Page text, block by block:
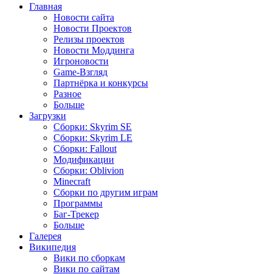
Главная
Новости сайта
Новости Проектов
Релизы проектов
Новости Моддинга
Игроновости
Game-Взгляд
Партнёрка и конкурсы
Разное
Больше
Загрузки
Сборки: Skyrim SE
Сборки: Skyrim LE
Сборки: Fallout
Модификации
Сборки: Oblivion
Minecraft
Сборки по другим играм
Программы
Баг-Трекер
Больше
Галерея
Википедия
Вики по сборкам
Вики по сайтам